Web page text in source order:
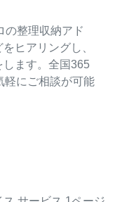
の整理収納アド
ヒアリングし、
します。全国365
軽にご相談が可能